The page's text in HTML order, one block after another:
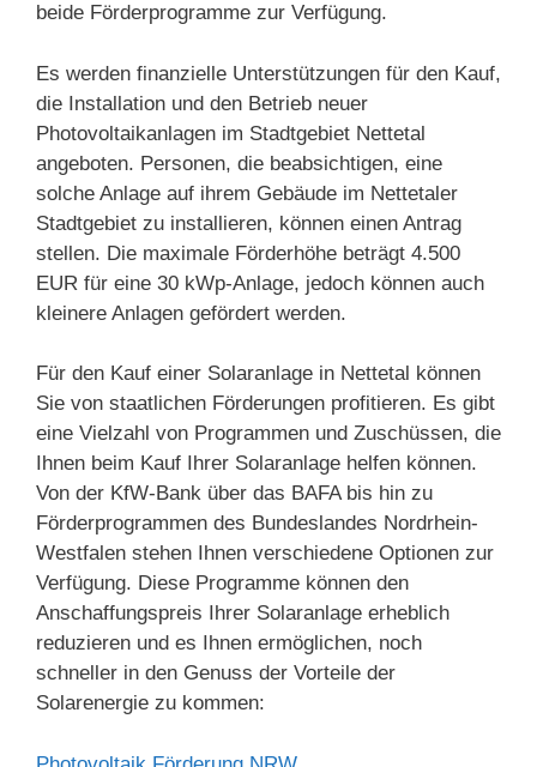
beide Förderprogramme zur Verfügung.
Es werden finanzielle Unterstützungen für den Kauf,
die Installation und den Betrieb neuer
Photovoltaikanlagen im Stadtgebiet Nettetal
angeboten. Personen, die beabsichtigen, eine
solche Anlage auf ihrem Gebäude im Nettetaler
Stadtgebiet zu installieren, können einen Antrag
stellen. Die maximale Förderhöhe beträgt 4.500
EUR für eine 30 kWp-Anlage, jedoch können auch
kleinere Anlagen gefördert werden.
Für den Kauf einer Solaranlage in Nettetal können
Sie von staatlichen Förderungen profitieren. Es gibt
eine Vielzahl von Programmen und Zuschüssen, die
Ihnen beim Kauf Ihrer Solaranlage helfen können.
Von der KfW-Bank über das BAFA bis hin zu
Förderprogrammen des Bundeslandes Nordrhein-
Westfalen stehen Ihnen verschiedene Optionen zur
Verfügung. Diese Programme können den
Anschaffungspreis Ihrer Solaranlage erheblich
reduzieren und es Ihnen ermöglichen, noch
schneller in den Genuss der Vorteile der
Solarenergie zu kommen: